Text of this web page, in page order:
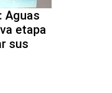
Aguas
etapa
sus